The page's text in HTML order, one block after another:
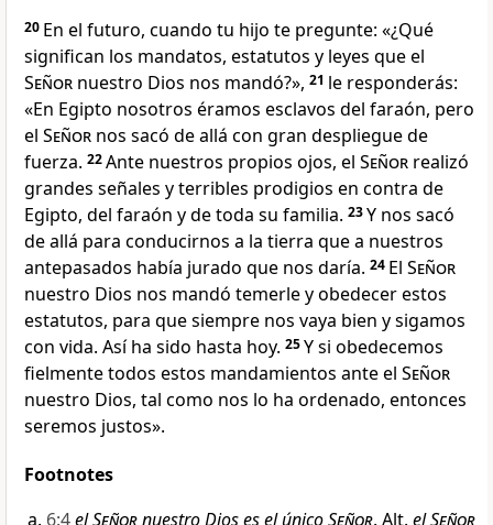
20 En el futuro, cuando tu hijo te pregunte: «¿Qué
significan los mandatos, estatutos y leyes que el
Señor nuestro Dios nos mandó?», 21 le responderás:
«En Egipto nosotros éramos esclavos del faraón, pero
el Señor nos sacó de allá con gran despliegue de
fuerza. 22Ante nuestros propios ojos, el Señor realizó
grandes señales y terribles prodigios en contra de
Egipto, del faraón y de toda su familia. 23Y nos sacó
de allá para conducirnos a la tierra que a nuestros
antepasados había jurado que nos daría. 24 El Señor
nuestro Dios nos mandó temerle y obedecer estos
estatutos, para que siempre nos vaya bien y sigamos
con vida. Así ha sido hasta hoy. 25Y si obedecemos
fielmente todos estos mandamientos ante el Señor
nuestro Dios, tal como nos lo ha ordenado, entonces
seremos justos».
Footnotes
6:4elSeñornuestro Dios es el únicoSeñor. Alt. elSeñor